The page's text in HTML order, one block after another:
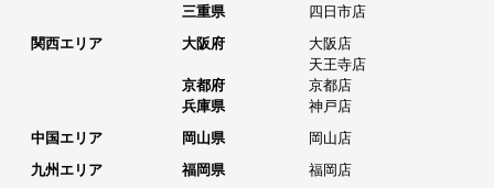
三重県
四日市店
関西エリア
大阪府
大阪店
天王寺店
京都府
京都店
兵庫県
神戸店
中国エリア
岡山県
岡山店
九州エリア
福岡県
福岡店